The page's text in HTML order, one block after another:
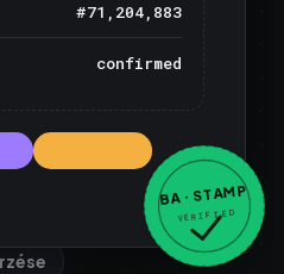
#71,204,883
confirmed
BA · STAMP
VERIFIED